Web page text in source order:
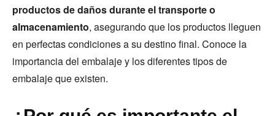
productos de daños durante el transporte o
almacenamiento, asegurando que los productos lleguen
en perfectas condiciones a su destino final. Conoce la
importancia del embalaje y los diferentes tipos de
embalaje que existen.